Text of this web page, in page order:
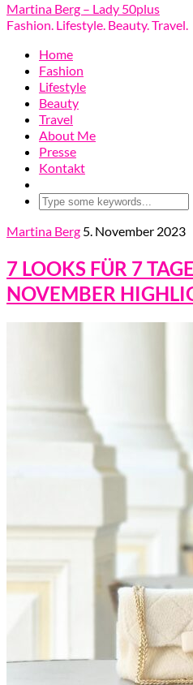
Martina Berg – Lady 50plus
Fashion. Lifestyle. Beauty. Travel.
Home
Fashion
Lifestyle
Beauty
Travel
About Me
Presse
Kontakt
Martina Berg 5. November 2023
7 LOOKS FÜR 7
NOVEMBER